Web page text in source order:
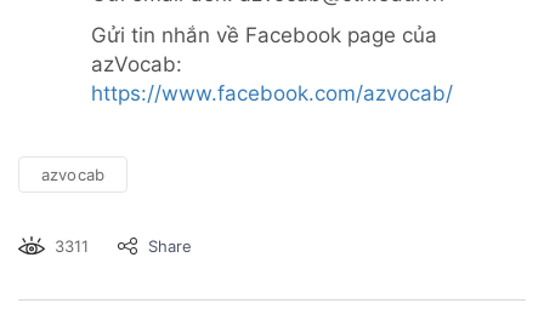
Gửi tin nhắn về Facebook page của
azVocab:
https://www.facebook.com/azvocab/
azvocab
3311 Share